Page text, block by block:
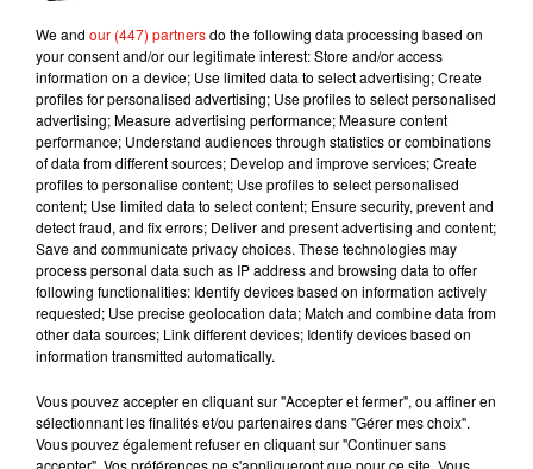
Voir cette publication sur Instagram
I can’t take it! #Emme #Limitless #ProudMama
#JLoItsMyParty
Une publication partagée parJennifer Lopez(@jlo) le 8
EMME, UNE VRAIE GRAINE DE STAR
Ce n’est toutefois pas la première fois que la
petite Emme vole la vedette à sa maman. Dans
une vidéo publiée sur la chaîne Youtube de
Jennifer Lopez (ci-dessous) en mai dernier, elle a
livré une prestation époustouflante de la chanson
internautes étaient restés sans voix. De plus,
Emme a décroché le rôle principal du clip
Limitless. Chanteuse et actrice, son avenir
We and our (447) partnersdo the following data processing based on
your consent and/or our legitimate interest: Store and/or access
information on a device; Use limited data to select advertising; Create
profiles for personalised advertising; Use profiles to select personalised
advertising; Measure advertising performance; Measure content
performance; Understand audiences through statistics or combinations
of data from different sources; Develop and improve services; Create
profiles to personalise content; Use profiles to select personalised
content; Use limited data to select content; Ensure security, prevent and
detect fraud, and fix errors; Deliver and present advertising and content;
Save and communicate privacy choices. These technologies may
process personal data such as IP address and browsing data to offer
following functionalities: Identify devices based on information actively
requested; Use precise geolocation data; Match and combine data from
other data sources; Link different devices; Identify devices based on
information transmitted automatically.
Vous pouvez accepter en cliquant sur "Accepter et fermer", ou affiner en
sélectionnant les finalités et/ou partenaires dans "Gérer mes choix".
Vous pouvez également refuser en cliquant sur "Continuer sans
accepter". Vos préférences ne s'appliqueront que pour ce site. Vous